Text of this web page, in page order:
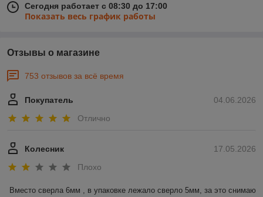
Сегодня работает с 08:30 до 17:00
Показать весь график работы
Отзывы о магазине
753 отзывов за всё время
04.06.2026
Покупатель
Отлично
17.05.2026
Колесник
Плохо
Вместо сверла 6мм , в упаковке лежало сверло 5мм, за это снимаю